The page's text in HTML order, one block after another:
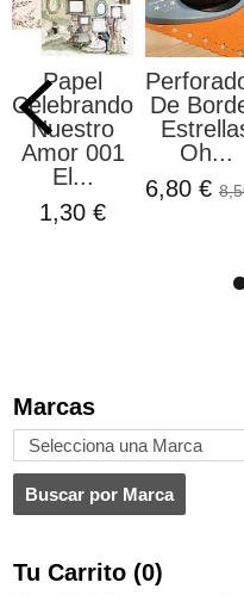
Marcas
Tu Carrito (0)
Papel
001
€
Perforadora
De Bordes
Estrellas
Oh...
6,80 €8,50 €